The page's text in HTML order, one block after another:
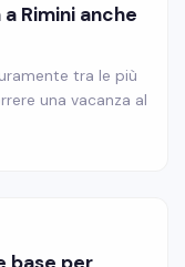
Rimini anche
tra le più
una vacanza al